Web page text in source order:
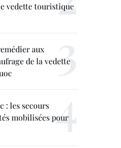
vedette touristique
aux
de la vedette
: les secours
mobilisées pour